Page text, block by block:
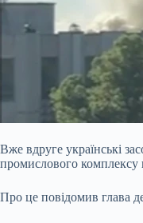
Вже вдруге українські
промислового комплексу
Про це повідомив глава